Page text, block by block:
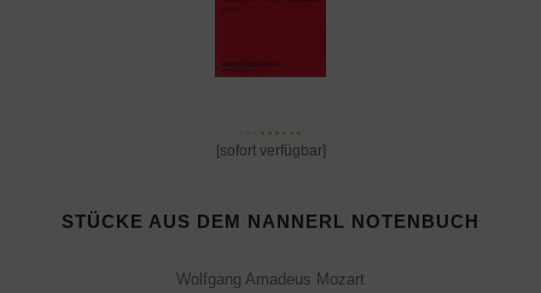
[sofort verfügbar]
STÜCKE AUS DEM NANNERL NOTENBUCH
Wolfgang Amadeus Mozart